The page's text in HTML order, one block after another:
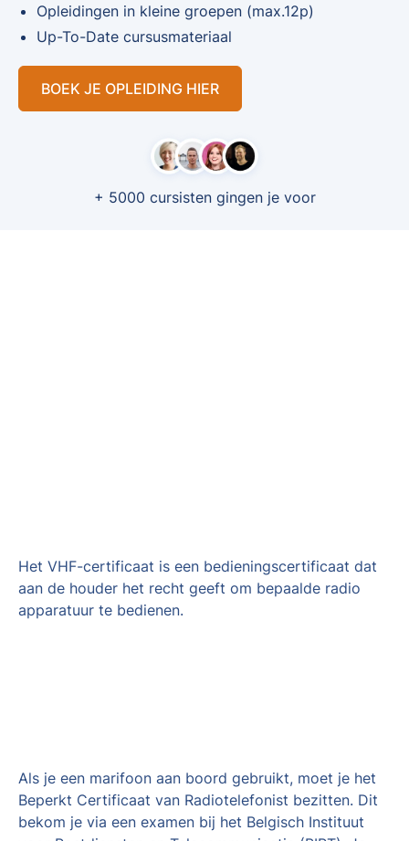
Opleidingen in kleine groepen (max.12p)
Up-To-Date cursusmateriaal
BOEK JE OPLEIDING HIER
+ 5000 cursisten gingen je voor
Het VHF-certificaat is een bedieningscertificaat dat
aan de houder het recht geeft om bepaalde radio
apparatuur te bedienen.
Als je een marifoon aan boord gebruikt, moet je het
Beperkt Certificaat van Radiotelefonist bezitten. Dit
bekom je via een examen bij het Belgisch Instituut